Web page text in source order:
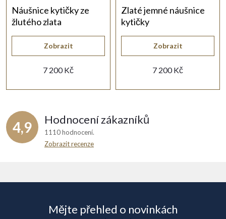
Náušnice kytičky ze
žlutého zlata
7 200 Kč
Zobrazit
Zlaté jemné náušnice
kytičky
7 200 Kč
Zobrazit
4,9 Hodnocení zákazníků
1110 hodnocení
Zobrazit recenze
Mějte přehled o novinkách